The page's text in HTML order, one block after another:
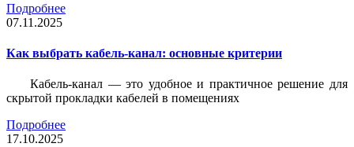
Подробнее
07.11.2025
Как выбрать кабель-канал: основные критерии
Кабель-канал — это удобное и практичное решение для
скрытой прокладки кабелей в помещениях
Подробнее
17.10.2025